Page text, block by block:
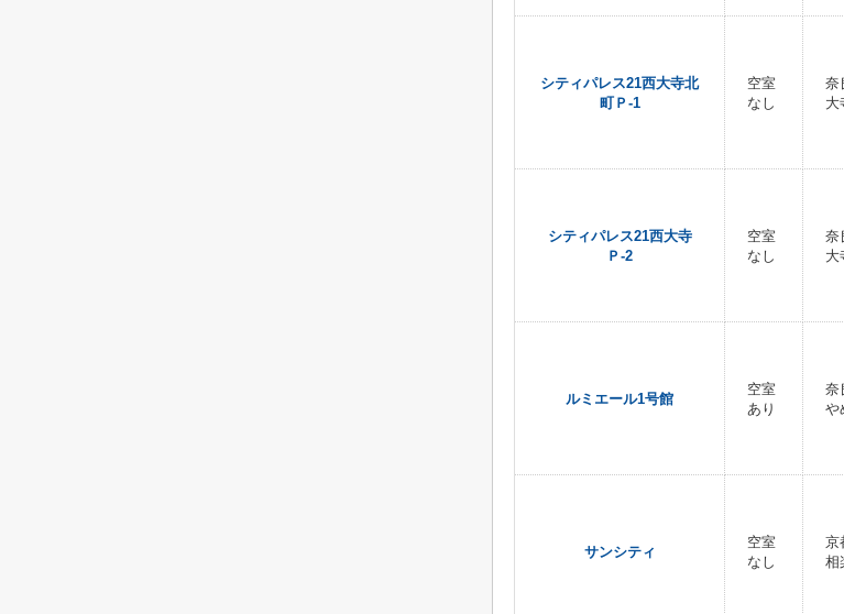
シティパレス21西大寺北
町Ｐ-1
空室
なし
奈
大
シティパレス21西大寺
Ｐ-2
空室
なし
奈
大
ルミエール1号館
空室
あり
奈
や
サンシティ
空室
なし
京
相